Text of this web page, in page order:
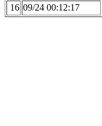
16 09/24 00:12:17